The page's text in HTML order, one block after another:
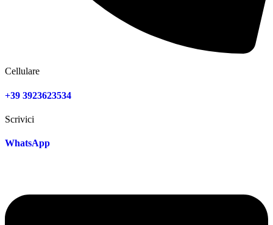
Cellulare
+39 3923623534
Scrivici
WhatsApp